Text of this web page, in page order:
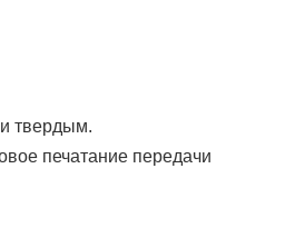
твердым.
печатание передачи